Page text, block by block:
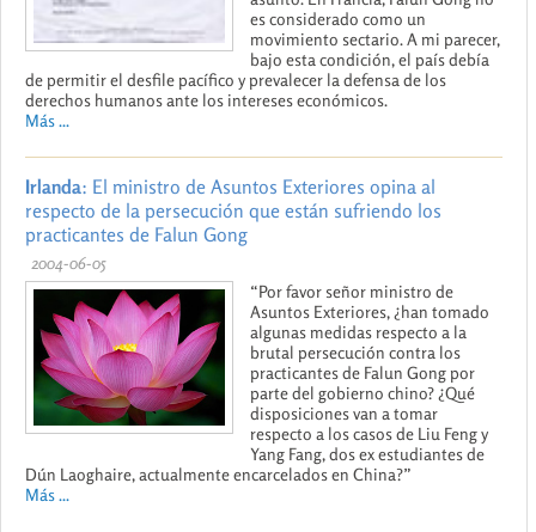
es considerado como un
movimiento sectario. A mi parecer,
bajo esta condición, el país debía
de permitir el desfile pacífico y prevalecer la defensa de los
derechos humanos ante los intereses económicos.
Más ...
Irlanda: El ministro de Asuntos Exteriores opina al
respecto de la persecución que están sufriendo los
practicantes de Falun Gong
2004-06-05
“Por favor señor ministro de
Asuntos Exteriores, ¿han tomado
algunas medidas respecto a la
brutal persecución contra los
practicantes de Falun Gong por
parte del gobierno chino? ¿Qué
disposiciones van a tomar
respecto a los casos de Liu Feng y
Yang Fang, dos ex estudiantes de
Dún Laoghaire, actualmente encarcelados en China?”
Más ...